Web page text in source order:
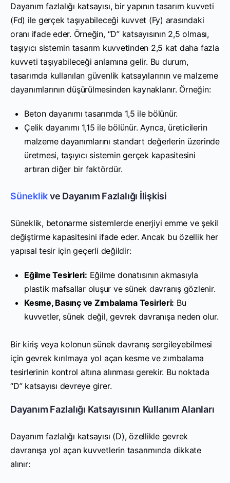
Dayanım fazlalığı katsayısı, bir yapının tasarım kuvveti
(Fd) ile gerçek taşıyabileceği kuvvet (Fy) arasındaki
oranı ifade eder. Örneğin, “D” katsayısının 2,5 olması,
taşıyıcı sistemin tasarım kuvvetinden 2,5 kat daha fazla
kuvveti taşıyabileceği anlamına gelir. Bu durum,
tasarımda kullanılan güvenlik katsayılarının ve malzeme
dayanımlarının düşürülmesinden kaynaklanır. Örneğin:
Beton dayanımı tasarımda 1,5 ile bölünür.
Çelik dayanımı 1,15 ile bölünür. Ayrıca, üreticilerin
malzeme dayanımlarını standart değerlerin üzerinde
üretmesi, taşıyıcı sistemin gerçek kapasitesini
artıran diğer bir faktördür.
Süneklikve Dayanım Fazlalığı İlişkisi
Süneklik, betonarme sistemlerde enerjiyi emme ve şekil
değiştirme kapasitesini ifade eder. Ancak bu özellik her
yapısal tesir için geçerli değildir:
Eğilme Tesirleri: Eğilme donatısının akmasıyla
plastik mafsallar oluşur ve sünek davranış gözlenir.
Kesme, Basınç ve Zımbalama Tesirleri: Bu
kuvvetler, sünek değil, gevrek davranışa neden olur.
Bir kiriş veya kolonun sünek davranış sergileyebilmesi
için gevrek kırılmaya yol açan kesme ve zımbalama
tesirlerinin kontrol altına alınması gerekir. Bu noktada
“D” katsayısı devreye girer.
Dayanım Fazlalığı Katsayısının Kullanım Alanları
Dayanım fazlalığı katsayısı (D), özellikle gevrek
davranışa yol açan kuvvetlerin tasarımında dikkate
alınır: